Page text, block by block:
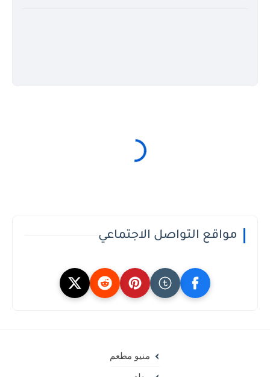
مواقع التواصل الاجتماعي
منيو مطعم